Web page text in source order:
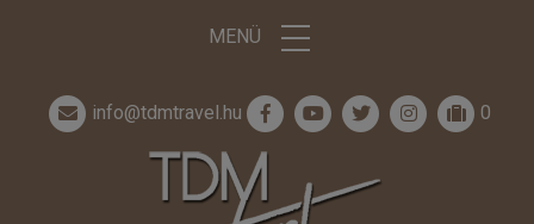
MENÜ
info@tdmtravel.hu 0